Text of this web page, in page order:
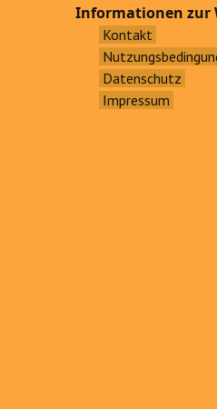
Informationen zur
Kontakt
Datenschutz
Impressum